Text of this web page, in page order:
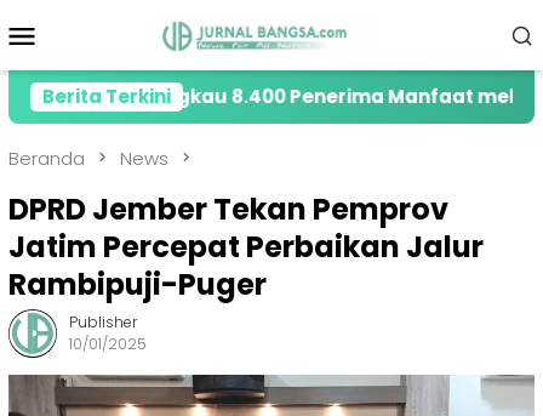
ke
Mobile
Berita Terkini
Jangkau 8.400 Penerima Manfaat melalui Program
Beranda News
DPRD Jember Tekan Pemprov
Jatim Percepat Perbaikan Jalur
Rambipuji-Puger
Publisher
10/01/2025